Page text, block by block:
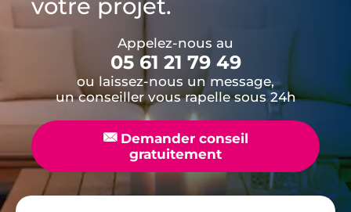
votre projet.
Appelez-nous au
05 61 21 79 49
ou laissez-nous un message,
un conseiller vous rapelle sous 24h
📧Demander conseil
gratuitement